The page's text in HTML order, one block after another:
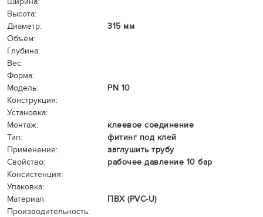
Высота:
Диаметр:
315 мм
Объём:
Глубина:
Вес:
Форма:
Модель:
PN 10
Конструкция:
Установка:
Монтаж:
клеевое соединение
Тип:
фитинг под клей
Применение:
заглушить трубу
Свойство:
рабочее давление 10 бар
Консистенция:
Упаковка:
Материал:
ПВХ (PVC-U)
Производительность: